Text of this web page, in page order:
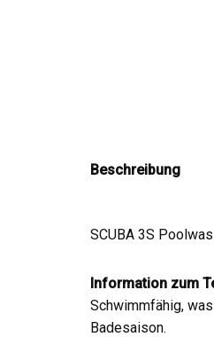
Beschreibung
SCUBA 3S
Information zum
Schwimmfähig,
Badesaison.